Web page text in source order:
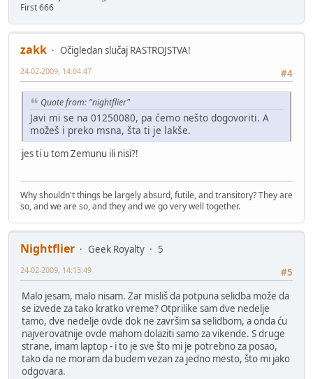
First 666
zakk
Očigledan slučaj RASTROJSTVA!
#4
24-02-2009, 14:04:47
Quote from: "nightflier"
Javi mi se na 01250080, pa ćemo nešto dogovoriti. A
možeš i preko msna, šta ti je lakše.
jes ti u tom Zemunu ili nisi?!
Why shouldn't things be largely absurd, futile, and transitory? They are
so, and we are so, and they and we go very well together.
Nightflier Geek Royalty
5
#5
24-02-2009, 14:13:49
Malo jesam, malo nisam. Zar misliš da potpuna selidba može da
se izvede za tako kratko vreme? Otprilike sam dve nedelje
tamo, dve nedelje ovde dok ne završim sa selidbom, a onda ću
najverovatnije ovde mahom dolaziti samo za vikende. S druge
strane, imam laptop - i to je sve što mi je potrebno za posao,
tako da ne moram da budem vezan za jedno mesto, što mi jako
odgovara.